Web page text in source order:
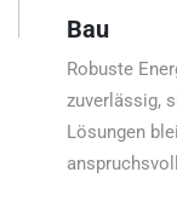
Bau
Robuste
zuverlässig,
Lösungen